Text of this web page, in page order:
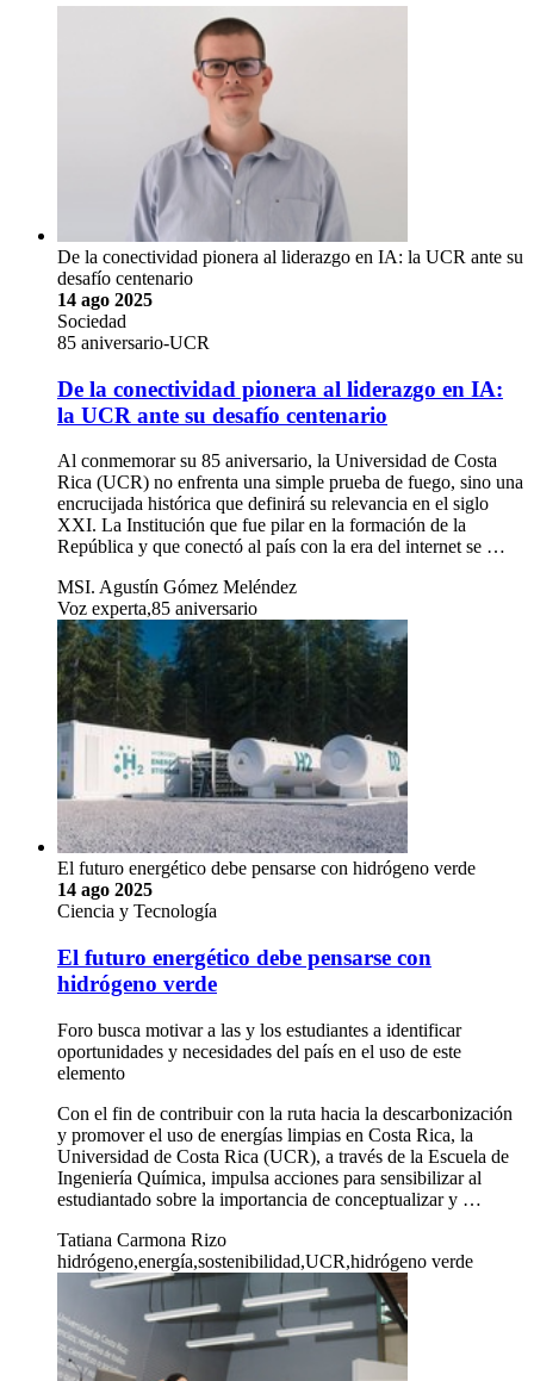
De la conectividad pionera al liderazgo en IA: la UCR ante su
desafío centenario
14 ago 2025
Sociedad
85 aniversario-UCR
De la conectividad pionera al liderazgo en IA:
la UCR ante su desafío centenario
Al conmemorar su 85 aniversario, la Universidad de Costa
Rica (UCR) no enfrenta una simple prueba de fuego, sino una
encrucijada histórica que definirá su relevancia en el siglo
XXI. La Institución que fue pilar en la formación de la
República y que conectó al país con la era del internet se …
MSI. Agustín Gómez Meléndez
Voz experta,85 aniversario
El futuro energético debe pensarse con hidrógeno verde
14 ago 2025
Ciencia y Tecnología
El futuro energético debe pensarse con
hidrógeno verde
Foro busca motivar a las y los estudiantes a identificar
oportunidades y necesidades del país en el uso de este
elemento
Con el fin de contribuir con la ruta hacia la descarbonización
y promover el uso de energías limpias en Costa Rica, la
Universidad de Costa Rica (UCR), a través de la Escuela de
Ingeniería Química, impulsa acciones para sensibilizar al
estudiantado sobre la importancia de conceptualizar y …
Tatiana Carmona Rizo
hidrógeno,energía,sostenibilidad,UCR,hidrógeno verde